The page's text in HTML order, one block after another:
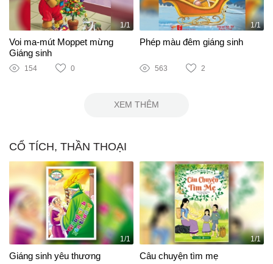
1/1
Voi ma-mút Moppet mừng
Giáng sinh
154 0
1/1
Phép màu đêm giáng sinh
563 2
XEM THÊM
CỔ TÍCH, THẦN THOẠI
1/1
Giáng sinh yêu thương
1/1
Câu chuyện tìm mẹ